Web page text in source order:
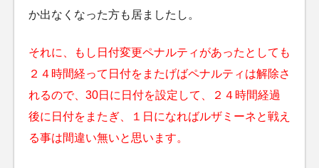
か出なくなった方も居ましたし。
それに、もし日付変更ペナルティがあったとしても
２４時間経って日付をまたげばペナルティは解除さ
れるので、30日に日付を設定して、２４時間経過
後に日付をまたぎ、１日になればルザミーネと戦え
る事は間違い無いと思います。